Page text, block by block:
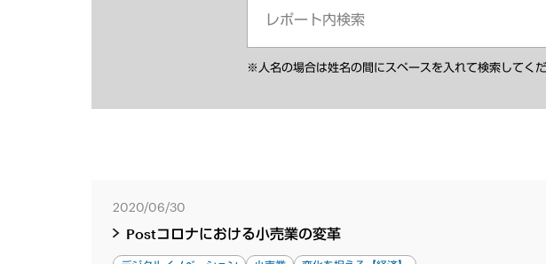
※人名の場合は姓名の間にスペースを入れて検索してくだ
2020/06/30
Postコロナにおける小売業の変革